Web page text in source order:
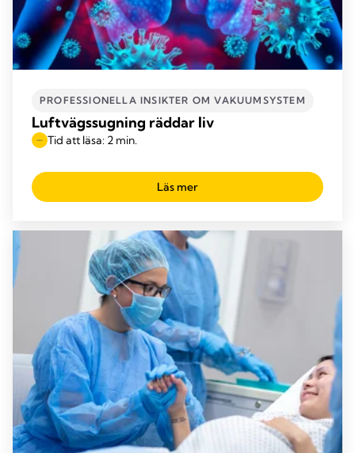
PROFESSIONELLA INSIKTER OM VAKUUMSYSTEM
Luftvägssugning räddar liv
Tid att läsa: 2 min.
Läs mer